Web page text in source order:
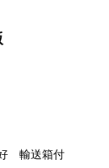
輸送箱付